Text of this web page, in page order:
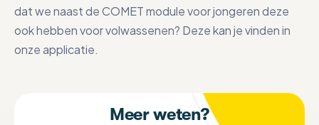
dat we naast de COMET module voor jongeren deze
ook hebben voor volwassenen? Deze kan je vinden in
onze applicatie.
Meer weten?